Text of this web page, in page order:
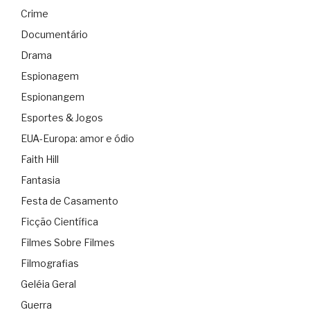
Crime
Documentário
Drama
Espionagem
Espionangem
Esportes & Jogos
EUA-Europa: amor e ódio
Faith Hill
Fantasia
Festa de Casamento
Ficção Científica
Filmes Sobre Filmes
Filmografias
Geléia Geral
Guerra